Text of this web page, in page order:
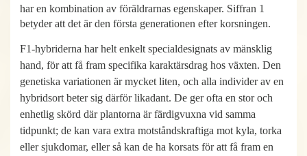
har en kombination av föräldrarnas egenskaper. Siffran 1
betyder att det är den första generationen efter korsningen.
F1-hybriderna har helt enkelt specialdesignats av mänsklig
hand, för att få fram specifika karaktärsdrag hos växten. Den
genetiska variationen är mycket liten, och alla individer av en
hybridsort beter sig därför likadant. De ger ofta en stor och
enhetlig skörd där plantorna är färdigvuxna vid samma
tidpunkt; de kan vara extra motståndskraftiga mot kyla, torka
eller sjukdomar, eller så kan de ha korsats för att få fram en